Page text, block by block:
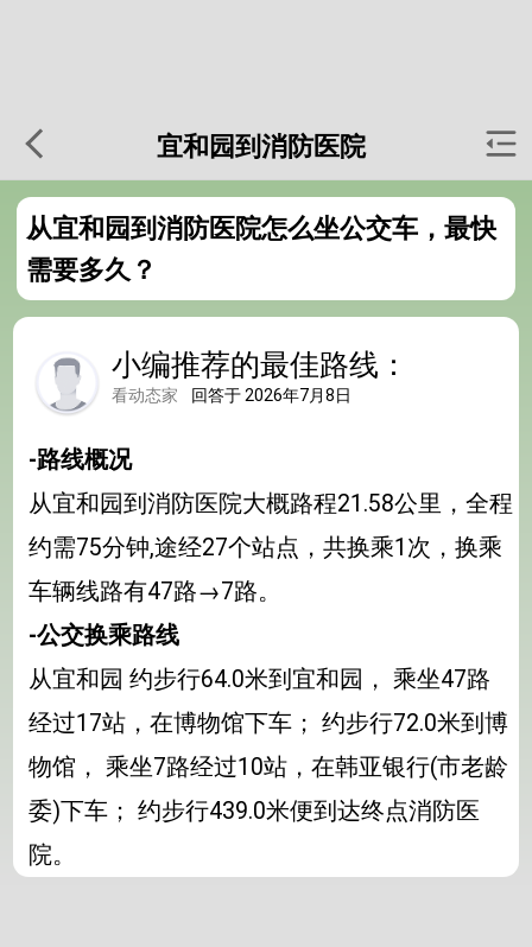
宜和园到消防医院
从宜和园到消防医院怎么坐公交车，最快
需要多久？
小编推荐的最佳路线：
看动态家 回答于 2026年7月8日
-路线概况
从宜和园到消防医院大概路程21.58公里，全程
约需75分钟,途经27个站点，共换乘1次，换乘
车辆线路有47路→7路。
-公交换乘路线
从宜和园 约步行64.0米到宜和园， 乘坐47路
经过17站，在博物馆下车； 约步行72.0米到博
物馆， 乘坐7路经过10站，在韩亚银行(市老龄
委)下车； 约步行439.0米便到达终点消防医
院。